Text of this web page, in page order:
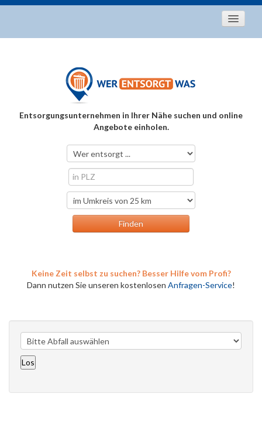
Entsorgungstipps
Über uns
Entsorgungsunternehmen in Ihrer Nähe suchen und online
Angebote einholen.
Keine Zeit selbst zu suchen? Besser Hilfe vom Profi?
Dann nutzen Sie unseren kostenlosen Anfragen-Service!